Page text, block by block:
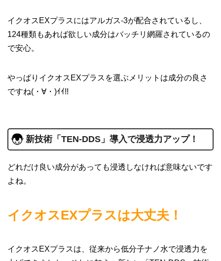
イクオスEXプラスにはアルガス-3が配合されているし、
124種類もあれば欲しい成分はバッチリ網羅されているの
で安心。
やっぱりイクオスEXプラスを選ぶメリットは成分の良さ
ですね(・∀・)ｲｲ!!
新技術「TEN-DDS」導入で浸透力アップ！
どれだけ良い成分があっても浸透しなければ意味ないです
よね。
イクオスEXプラスは大丈夫！
イクオスEXプラスは、従来から低分子ナノ水で浸透力を